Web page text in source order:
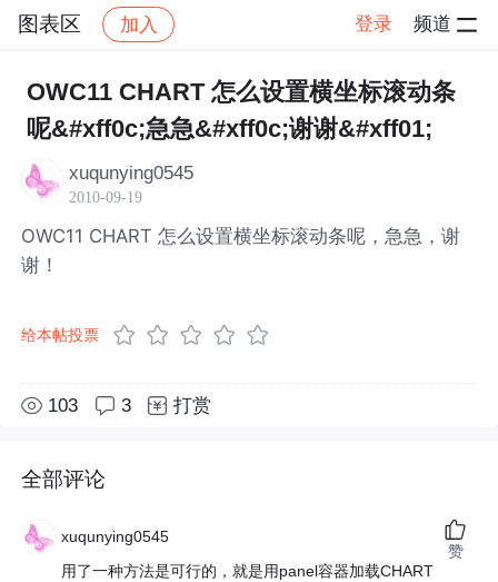
图表区 加入 登录 频道
社区 图表区 帖子详情
OWC11 CHART 怎么设置横坐标滚动条
呢&#xff0c;急急&#xff0c;谢谢&#xff01;
xuqunying0545
2010-09-19
OWC11 CHART 怎么设置横坐标滚动条呢，急急，谢
谢！
给本帖投票
103 3 打赏
全部评论
xuqunying0545
用了一种方法是可行的，就是用panel容器加载CHART
赞